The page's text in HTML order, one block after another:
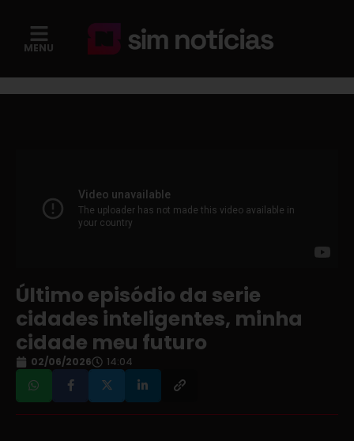
MENU
Último episódio da serie
cidades inteligentes, minha
cidade meu futuro
02/06/2026 14:04